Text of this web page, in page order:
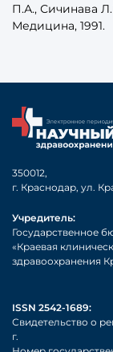
П.А., Сичинава
Медицина, 1991.
350012,
г. Краснодар, ул.
Учредитель:
Государственное
«Краевая
здравоохранения
ISSN 2542-1689:
Свидетельство о
г.